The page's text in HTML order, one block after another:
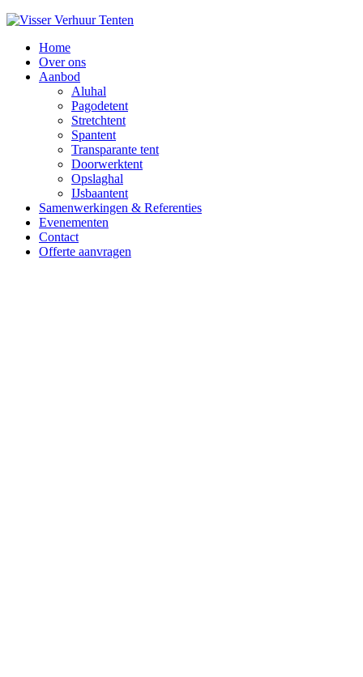
Home
Over ons
Aanbod
Aluhal
Pagodetent
Stretchtent
Spantent
Transparante tent
Doorwerktent
Opslaghal
IJsbaantent
Samenwerkingen & Referenties
Evenementen
Contact
Offerte aanvragen